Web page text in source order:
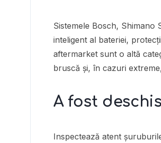
Sistemele Bosch, Shimano
inteligent al bateriei,
aftermarket sunt o altă
bruscă și, în cazuri
A fost
Inspectează atent